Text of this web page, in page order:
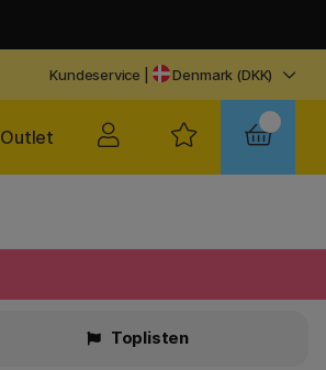
Kundeservice Denmark (DKK)
Outlet
Toplisten